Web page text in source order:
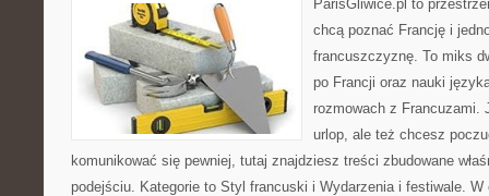
ParisGliwice.pl to
chcą poznać Francję i
francuszczyznę. To miks
po Francji oraz nauki
rozmowach z Francuzami.
urlop, ale też chcesz
komunikować się pewniej, tutaj znajdziesz treści zbudowane
podejściu. Kategorie to Styl francuski i Wydarzenia i festiwale.